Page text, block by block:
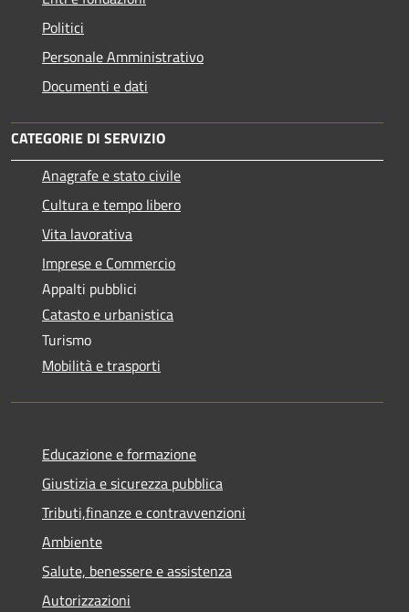
Politici
Personale Amministrativo
Documenti e dati
CATEGORIE DI SERVIZIO
Anagrafe e stato civile
Cultura e tempo libero
Vita lavorativa
Imprese e Commercio
Appalti pubblici
Catasto e urbanistica
Turismo
Mobilità e trasporti
Educazione e formazione
Giustizia e sicurezza pubblica
Tributi,finanze e contravvenzioni
Ambiente
Salute, benessere e assistenza
Autorizzazioni